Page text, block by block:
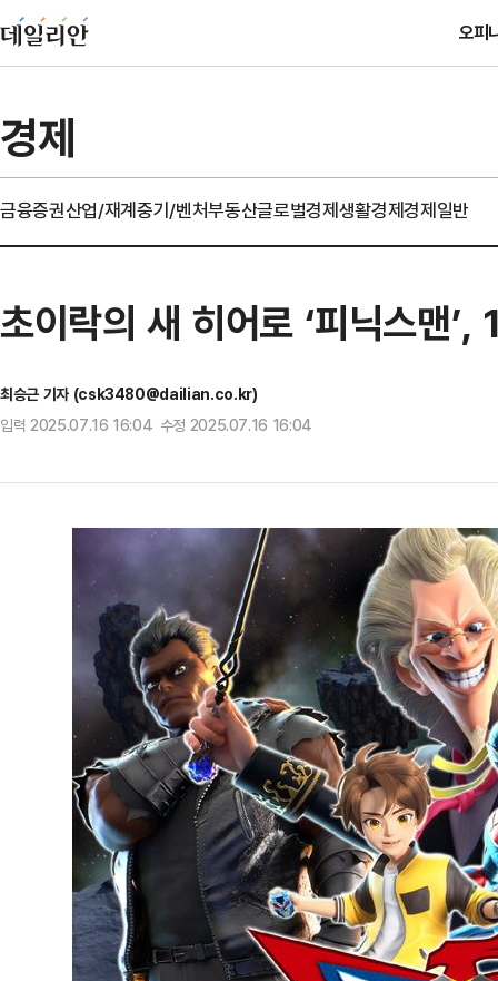
오피
경제
금융증권산업/재계중기/벤처부동산글로벌경제생활경제경제일반
초이락의 새 히어로 ‘피닉스맨
최승근 기자 (csk3480@dailian.co.kr)
입력 2025.07.16 16:04 수정 2025.07.16 16:04